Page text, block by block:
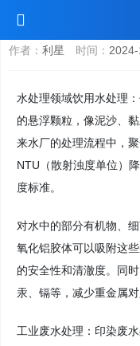
聚合氯化铝的主要用
作者： 利星 时间：
水处理领域饮用水处理：
的悬浮颗粒，像泥沙、
来水厂的处理流程中，
NTU（散射浊度单位）
度标准。
对水中的部分有机物、
氧化铝胶体可以吸附这
的安全性和清澈度。同
汞、镉等，减少重金属对
工业废水处理：印染废